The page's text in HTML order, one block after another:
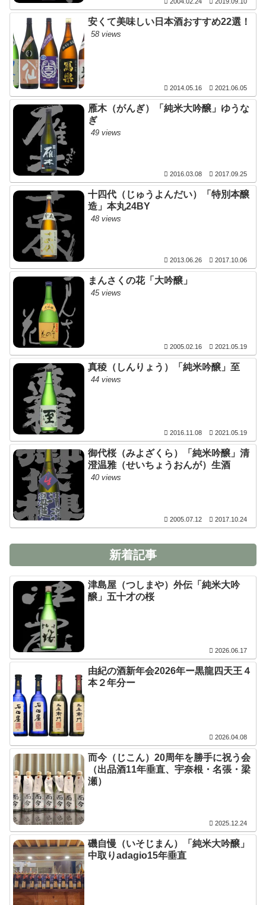
安くて美味しい日本酒おすすめ22選！
58 views
2014.05.16 2021.06.05
雁木（がんぎ）「純米大吟醸」ゆうな
ぎ
49 views
2016.03.08 2017.09.25
十四代（じゅうよんだい）「特別本醸
造」本丸24BY
48 views
2013.06.26 2017.10.06
まんさくの花「大吟醸」
45 views
2005.02.16 2021.05.19
真稜（しんりょう）「純米吟醸」至
44 views
2016.11.08 2021.05.19
御代桜（みよざくら）「純米吟醸」清
澄温雅（せいちょうおんが）生酒
40 views
2005.07.12 2017.10.24
新着記事
津島屋（つしまや）外伝「純米大吟
醸」五十才の桜
2026.06.17
由紀の酒新年会2026年ー黒龍四天王４
本２年分ー
2026.04.08
而今（じこん）20周年を勝手に祝う会
（出品酒11年垂直、宇奈根・名張・梁
瀬）
2025.12.24
磯自慢（いそじまん）「純米大吟醸」
中取りadagio15年垂直